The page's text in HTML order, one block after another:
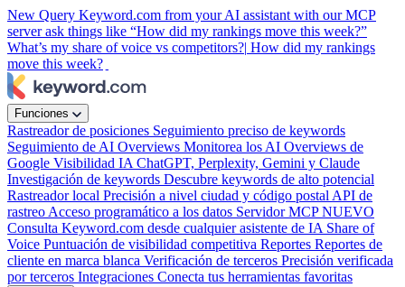
New Query Keyword.com from your AI assistant with our MCP
server ask things like “How did my rankings move this week?”
What’s my share of voice vs competitors?| How did my rankings
move this week?
Funciones
Rastreador de posiciones Seguimiento preciso de keywords
Seguimiento de AI Overviews Monitorea los AI Overviews de
Google Visibilidad IA ChatGPT, Perplexity, Gemini y Claude
Investigación de keywords Descubre keywords de alto potencial
Rastreador local Precisión a nivel ciudad y código postal API de
rastreo Acceso programático a los datos Servidor MCPNUEVO
Consulta Keyword.com desde cualquier asistente de IA Share of
Voice Puntuación de visibilidad competitiva Reportes Reportes de
cliente en marca blanca Verificación de terceros Precisión verificada
por terceros Integraciones Conecta tus herramientas favoritas